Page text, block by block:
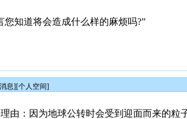
知道将会造成什么样的麻烦吗?”
息][个人空间]
由：因为地球公转时会受到迎面而来的粒